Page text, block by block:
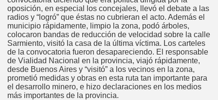
oposición, en especial los concejales, llevó el debate a las
radios y “logró” que éstas no cubrieran el acto. Además el
municipio rápidamente, limpio la zona, podó árboles,
colocaron bandas de reducción de velocidad sobre la calle
Sarmiento, visitó la casa de la última víctima. Los carteles
de la convocatoria fueron desapareciendo. El responsable
de Vialidad Nacional en la provincia, viajó rápidamente,
desde Buenos Aires y “visitó” a los vecinos en la zona,
prometió medidas y obras en esta ruta tan importante para
el desarrollo minero, e hizo declaraciones en los medios
más importantes de la provincia.